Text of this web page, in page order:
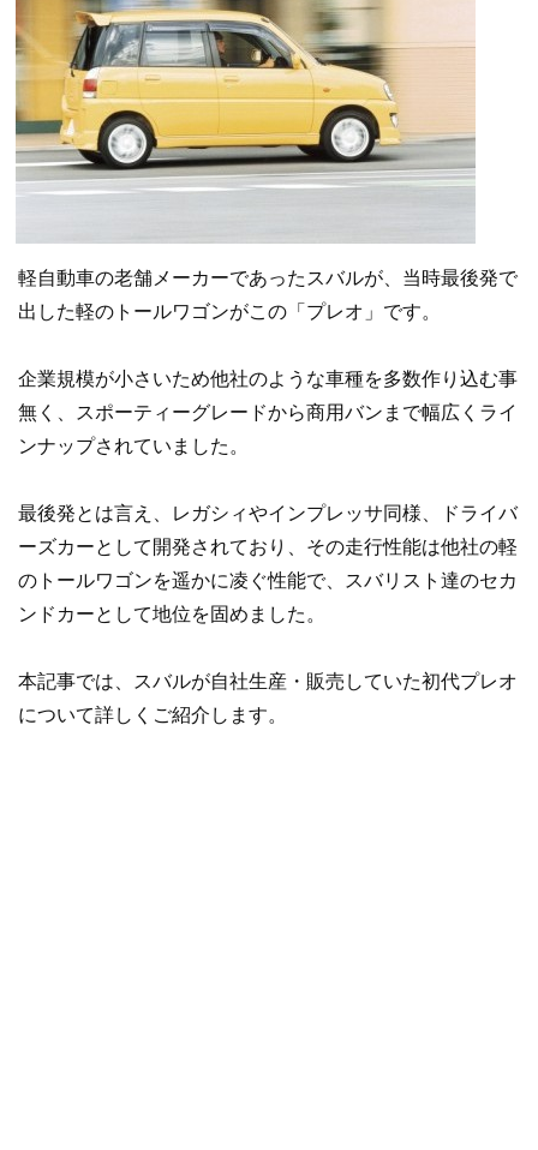
軽自動車の老舗メーカーであったスバルが、当時最後発で
出した軽のトールワゴンがこの「プレオ」です。
企業規模が小さいため他社のような車種を多数作り込む事
無く、スポーティーグレードから商用バンまで幅広くライ
ンナップされていました。
最後発とは言え、レガシィやインプレッサ同様、ドライバ
ーズカーとして開発されており、その走行性能は他社の軽
のトールワゴンを遥かに凌ぐ性能で、スバリスト達のセカ
ンドカーとして地位を固めました。
本記事では、スバルが自社生産・販売していた初代プレオ
について詳しくご紹介します。